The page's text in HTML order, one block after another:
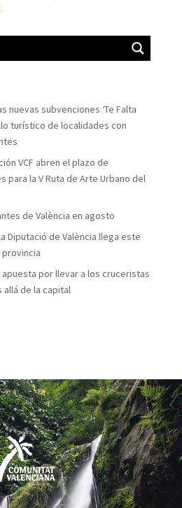
nuevas subvenciones ‘Te Falta
turístico de localidades con
VCF abren el plazo de
para la V Ruta de Arte Urbano del
de València en agosto
Diputació de València llega este
provincia
apuesta por llevar a los cruceristas
allá de la capital